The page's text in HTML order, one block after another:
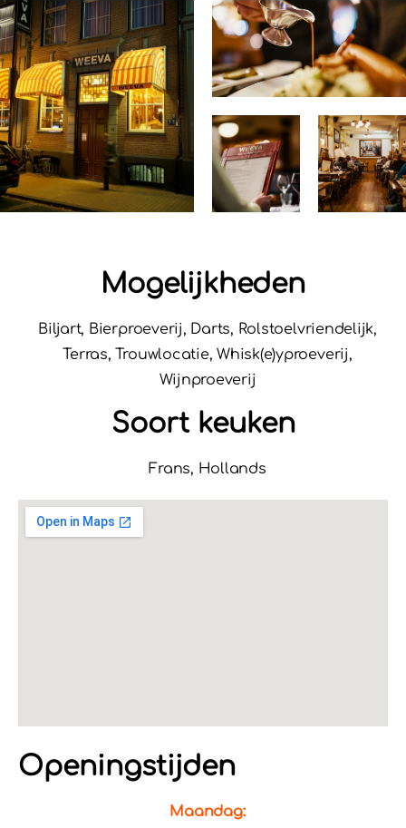
Mogelijkheden
Biljart, Bierproeverij, Darts, Rolstoelvriendelijk,
Terras, Trouwlocatie, Whisk(e)yproeverij,
Wijnproeverij
Soort keuken
Frans, Hollands
Openingstijden
Maandag: